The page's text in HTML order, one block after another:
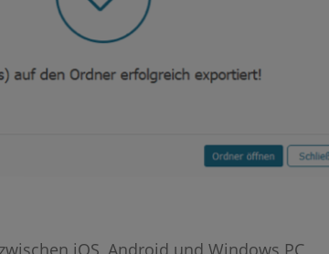
iOS, Android und Windows PC